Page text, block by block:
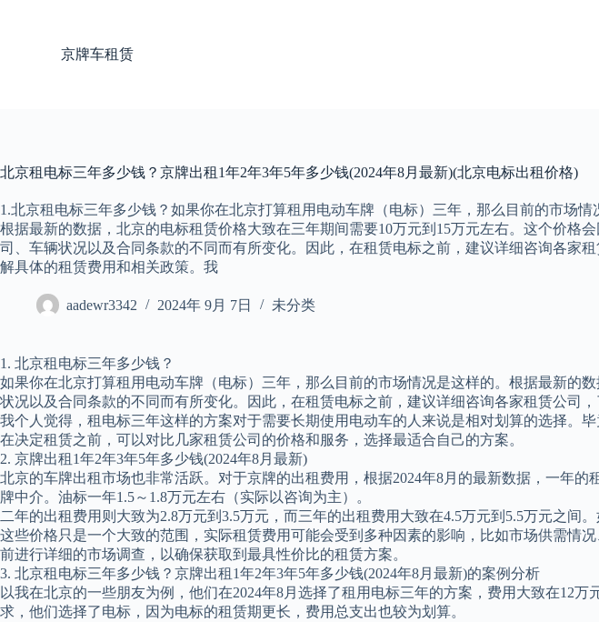
京牌车租赁
北京租电标三年多少钱？京牌出租1年2年3年5年多少钱(2024年8月最新)(北京电标出租价格)
1.北京租电标三年多少钱？如果你在北京打算租用电动车牌（电标）三年，那么目前的市场情
根据最新的数据，北京的电标租赁价格大致在三年期间需要10万元到15万元左右。这个价格
司、车辆状况以及合同条款的不同而有所变化。因此，在租赁电标之前，建议详细咨询各家租
解具体的租赁费用和相关政策。我
aadewr3342 2024年 9月 7日 未分类
1. 北京租电标三年多少钱？
如果你在北京打算租用电动车牌（电标）三年，那么目前的市场情况是这样的。根据最新的
状况以及合同条款的不同而有所变化。因此，在租赁电标之前，建议详细咨询各家租赁公司，
我个人觉得，租电标三年这样的方案对于需要长期使用电动车的人来说是相对划算的选择。
在决定租赁之前，可以对比几家租赁公司的价格和服务，选择最适合自己的方案。
2. 京牌出租1年2年3年5年多少钱(2024年8月最新)
北京的车牌出租市场也非常活跃。对于京牌的出租费用，根据2024年8月的最新数据，一年
牌中介。油标一年1.5～1.8万元左右（实际以咨询为主）。
二年的出租费用则大致为2.8万元到3.5万元，而三年的出租费用大致在4.5万元到5.5万元之间
这些价格只是一个大致的范围，实际租赁费用可能会受到多种因素的影响，比如市场供需情
前进行详细的市场调查，以确保获取到最具性价比的租赁方案。
3. 北京租电标三年多少钱？京牌出租1年2年3年5年多少钱(2024年8月最新)的案例分析
以我在北京的一些朋友为例，他们在2024年8月选择了租用电标三年的方案，费用大致在12
求，他们选择了电标，因为电标的租赁期更长，费用总支出也较为划算。